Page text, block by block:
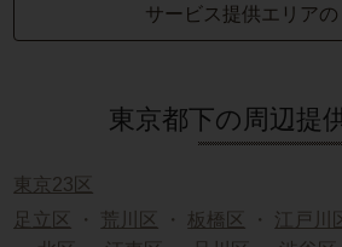
サービス提供エリアの
東京都下の周辺提
東京23区
足立区
・ 荒川区 ・板橋区 ・ 江戸川